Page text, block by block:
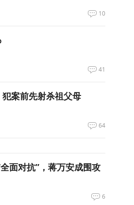
10
41
案前先射杀祖父母
64
面对抗”，蒋万安成围攻
6